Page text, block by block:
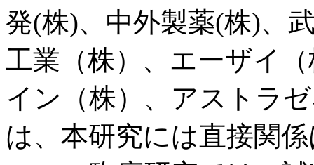
発(株)、中外製薬(株)、
工業（株）、エーザイ
イン（株）、アストラ
は、本研究には直接関